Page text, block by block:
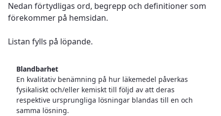
Nedan förtydligas ord, begrepp och definitioner som
förekommer på hemsidan.
Listan fylls på löpande.
Blandbarhet
En kvalitativ benämning på hur läkemedel påverkas
fysikaliskt och/eller kemiskt till följd av att deras
respektive ursprungliga lösningar blandas till en och
samma lösning.